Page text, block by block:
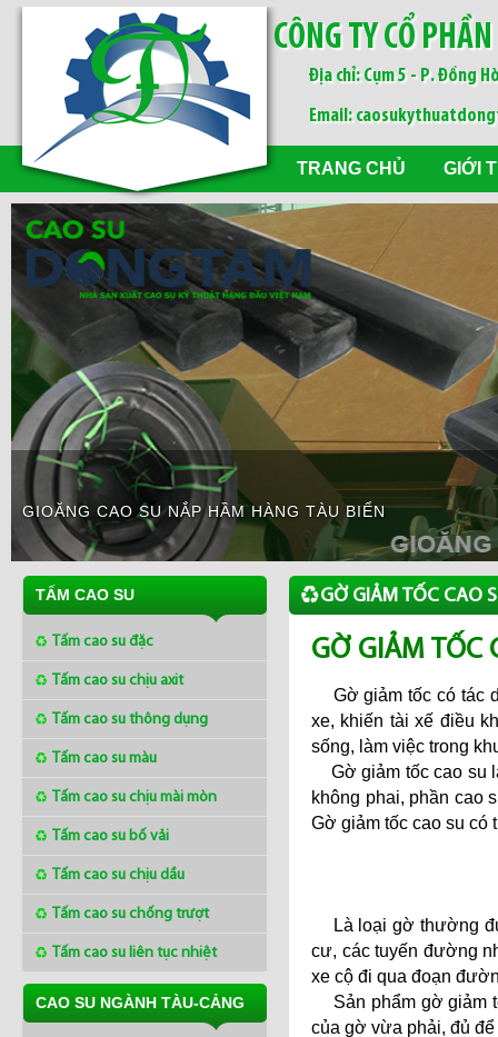
CÔNG TY CỔ
Địa chỉ: Cụm 5 - P. Đồng
Email:
TRANG CHỦ GIỚI
GIOĂNG CAO SU NẮP HẦM HÀNG TÀU BIỂN
TẤM CAO SU
Tấm cao su đặc
Tấm cao su chịu axit
Tấm cao su thông dụng
Tấm cao su màu
Tấm cao su chịu mài mòn
Tấm cao su bố vải
Tấm cao su chịu dầu
Tấm cao su chống trượt
Tấm cao su liên tục nhiệt
CAO SU NGÀNH TÀU-CẢNG
GỜ GIẢM TỐC CAO
GỜ GIẢM TỐC
Gờ giảm tốc có tác
xe, khiến tài xế điều
sống, làm việc trong
Gờ giảm tốc cao su
không phai, phần cao
Gờ giảm tốc cao su có
Là loại gờ thường
cư, các tuyến đường
xe cộ đi qua đoạn
Sản phẩm gờ giảm
của gờ vừa phải, đủ